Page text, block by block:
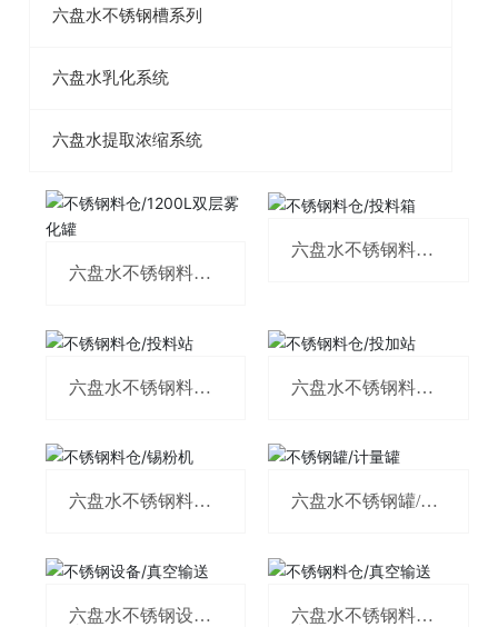
六盘水不锈钢槽系列
六盘水乳化系统
六盘水提取浓缩系统
六盘水不锈钢料仓/
六盘水不锈钢料仓/
六盘水不锈钢料仓/
六盘水不锈钢料仓/
六盘水不锈钢料仓/
六盘水不锈钢罐/计
六盘水不锈钢设备/
六盘水不锈钢料仓/